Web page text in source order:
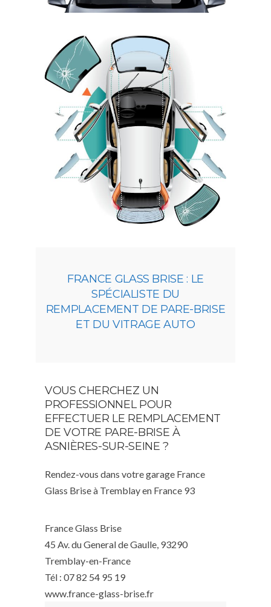
FRANCE GLASS BRISE : LE
SPÉCIALISTE DU
REMPLACEMENT DE PARE-BRISE
ET DU VITRAGE AUTO
VOUS CHERCHEZ UN
PROFESSIONNEL POUR
EFFECTUER LE REMPLACEMENT
DE VOTRE PARE-BRISE À
ASNIÈRES-SUR-SEINE ?
Rendez-vous dans votre garage France
Glass Brise à Tremblay en France 93
France Glass Brise
45 Av. du General de Gaulle, 93290
Tremblay-en-France
Tél : 07 82 54 95 19
www.france-glass-brise.fr